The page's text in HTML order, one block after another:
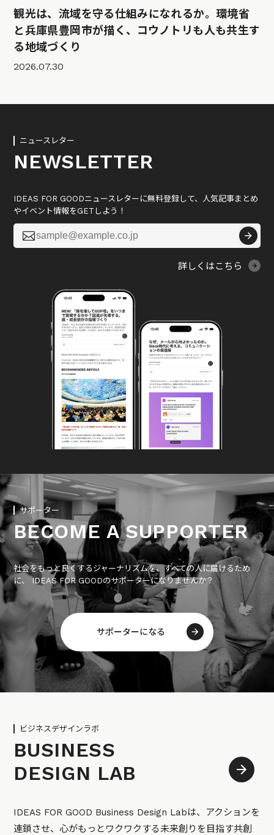
観光は、流域を守る仕組みになれるか。環境省
と兵庫県豊岡市が描く、コウノトリも人も共生す
る地域づくり
2026.07.30
ニュースレター
NEWSLETTER
IDEAS FOR GOODニュースレターに無料登録して、人気記事まとめ
やイベント情報をGETしよう！

詳しくはこちら
サポーター
BECOME A SUPPORTER
社会をもっと良くするジャーナリズムを、すべての人に届けるため
に、 IDEAS FOR GOODのサポーターになりませんか？
サポーターになる
ビジネスデザインラボ
BUSINESS
DESIGN LAB
IDEAS FOR GOOD Business Design Labは、アクションを
連鎖させ、心がもっとワクワクする未来創りを目指す共創